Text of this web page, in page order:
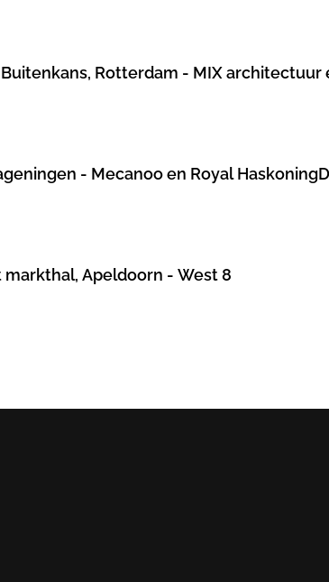
Rotterdam - MIX architectuur
- Mecanoo en Royal
Apeldoorn - West 8